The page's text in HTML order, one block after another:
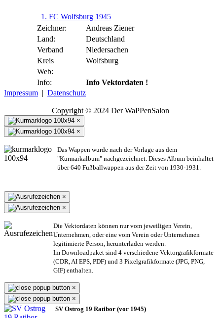
1. FC Wolfsburg 1945
Zeichner:
Andreas Ziener
Land:
Deutschland
Verband
Niedersachen
Kreis
Wolfsburg
Web:
Info:
Info Vektordaten !
Impressum | Datenschutz
Copyright © 2024 Der WaPPenSalon
×
×
Das Wappen wurde nach der Vorlage aus dem
"Kurmarkalbum" nachgezeichnet. Dieses Album beinhaltet
über 640 Fußballwappen aus der Zeit von 1930-1931.
×
×
Die Vektordaten können nur vom jeweiligen Verein,
Unternehmen, oder eine vom Verein oder Unternehmen
legitimierte Person, herunterladen werden.
Im Downloadpaket sind 4 verschiedene Vektorgrafikformate
(CDR, AI EPS, PDF) und 3 Pixelgrafikformate (JPG, PNG,
GIF) enthalten.
×
×
SV Ostrog 19 Ratibor (vor 1945)